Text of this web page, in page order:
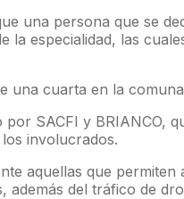
una persona que se
especialidad, las
una cuarta en la
SACFI y BRIANCO,
involucrados.
aquellas que
del tráfico de